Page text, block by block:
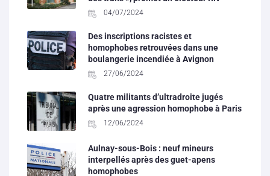
04/07/2024
Des inscriptions racistes et
homophobes retrouvées dans une
boulangerie incendiée à Avignon
27/06/2024
Quatre militants d’ultradroite jugés
après une agression homophobe à Paris
12/06/2024
Aulnay-sous-Bois : neuf mineurs
interpellés après des guet-apens
homophobes